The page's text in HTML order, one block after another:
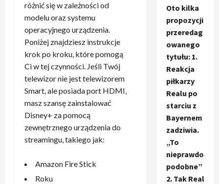
różnić się w zależności od
modelu oraz systemu
operacyjnego urządzenia.
Poniżej znajdziesz instrukcje
krok po kroku, które pomogą
Ci w tej czynności. Jeśli Twój
telewizor nie jest telewizorem
Smart, ale posiada port HDMI,
masz szansę zainstalować
Disney+ za pomocą
zewnętrznego urządzenia do
streamingu, takiego jak:
Amazon Fire Stick
Roku
Oto kilka
propozycji
przeredag
owanego
tytułu: 1.
Reakcja
piłkarzy
Realu po
starciu z
Bayernem
zadziwia.
„To
nieprawdo
podobne”
2. Tak Real